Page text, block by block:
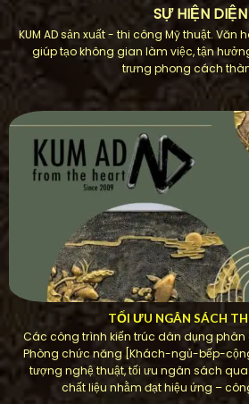
SỰ HIỆN DIỆN
KUM AD sản xuất - thi công Mỹ thuật.
giúp tạo không gian làm việc, tận
trưng phong cách
TỐI ƯU NGÂN SÁCH
Các công trình kiến ​​trúc dân dụng phân
Phòng chức năng [Khách-ngủ-bếp-
tượng nghệ thuật, tối ưu ngân sách
chất liệu nhằm đạt hiệu ứng –